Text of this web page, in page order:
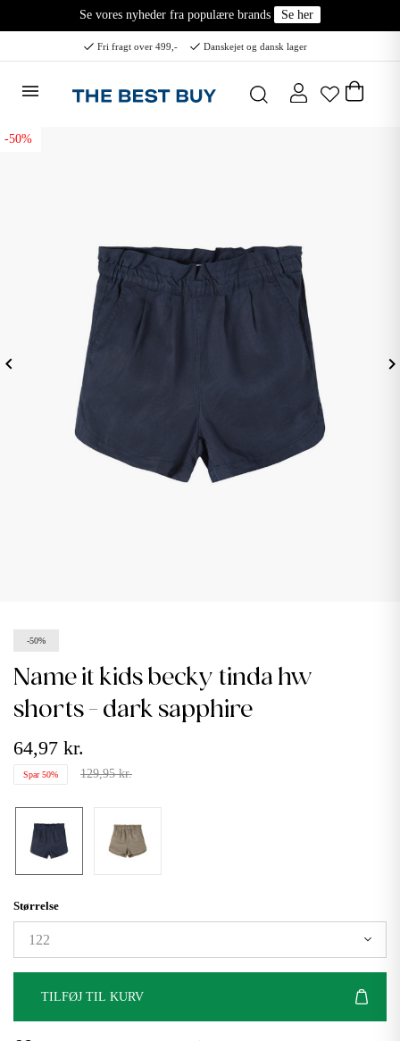
Se vores nyheder fra populære brands Se her
Fri fragt over 499,- Danskejet og dansk lager
-50%
Forrige
-50%
name it kids becky tinda hw
shorts - dark sapphire
64,97 kr.
Spar 50% 129,95 kr.
Størrelse
TILFØJ TIL KURV